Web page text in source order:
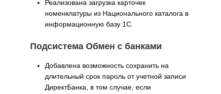
Реализована загрузка карточек
номенклатуры из Национального каталога в
информационную базу 1С.
Подсистема Обмен с банками
Добавлена возможность сохранить на
длительный срок пароль от учетной записи
ДиректБанка, в том случае, если